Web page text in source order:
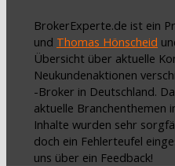
BrokerExperte.de ist ein
und Thomas Hönscheid
Übersicht über aktuelle
Neukundenaktionen
-Broker in Deutschland.
aktuelle Branchenthemen
Inhalte wurden sehr
doch ein Fehlerteufel
uns über ein Feedback!